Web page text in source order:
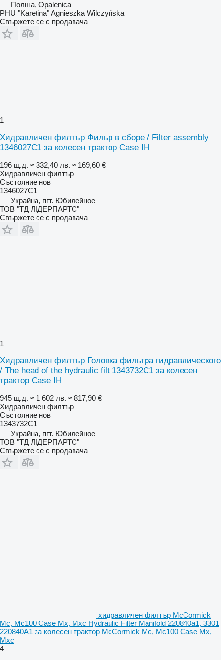
Полша, Opalenica
PHU "Karetina" Agnieszka Wilczyńska
Свържете се с продавача
1
Хидравличен филтър Фильр в сборе / Filter assembly
1346027C1 за колесен трактор Case IH
196 щ.д. ≈ 332,40 лв. ≈ 169,60 €
Хидравличен филтър
Състояние нов
1346027C1
Украйна, пгт. Юбилейное
ТОВ "ТД ЛІДЕРПАРТС"
Свържете се с продавача
1
Хидравличен филтър Головка фильтра гидравлического
/ The head of the hydraulic filt 1343732C1 за колесен
трактор Case IH
945 щ.д. ≈ 1 602 лв. ≈ 817,90 €
Хидравличен филтър
Състояние нов
1343732C1
Украйна, пгт. Юбилейное
ТОВ "ТД ЛІДЕРПАРТС"
Свържете се с продавача
хидравличен филтър McCormick
Mc, Mc100 Case Mx, Mxc Hydraulic Filter Manifold 220840a1, 3301
220840A1 за колесен трактор McCormick Mc, Mc100 Case Mx,
Mxc
4